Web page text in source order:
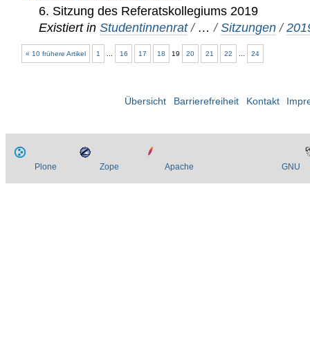
6. Sitzung des Referatskollegiums 2019
Existiert in Studentinnenrat / …/Sitzungen /
« 10 frühere Artikel 1 16 17 18 19 20 21 22 24
Übersicht Barrierefreiheit Kontakt
Plone Zope Apache GNU